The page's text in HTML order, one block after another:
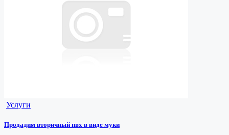
Услуги
Продадим вторичный пвх в виде муки